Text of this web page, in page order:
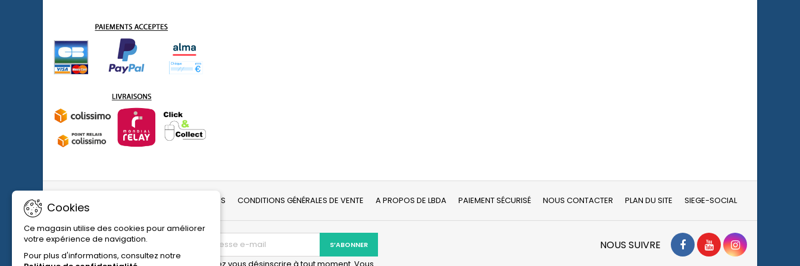
MENTIONS LÉGALES CONDITIONS GÉNÉRALES DE VENTE A PROPOS DE LBDA PAIEMENT SÉCURISÉ NOUS CONTACTER PLAN DU SITE SIEGE-SOCIAL
Cookies
Ce magasin utilise des cookies pour améliorer
votre expérience de navigation.
Pour plus d'informations, consultez notre
LETTRE D'INFORMATIONS Facebook
YouTubeInstagram
NOUS SUIVRE